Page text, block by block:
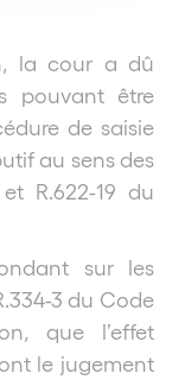
la cour a dû
pouvant être
de saisie
au sens des
R.622-19 du
sur les
3 du Code
que l’effet
le jugement